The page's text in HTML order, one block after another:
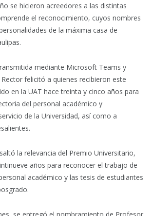
se hicieron acreedores a las distintas
el reconocimiento, cuyos nombres
de la máxima casa de
mediante Microsoft Teams y
felicitó a quienes recibieron este
en la UAT hace treinta y cinco años para
del personal académico y
de la Universidad, así como a
la relevancia del Premio Universitario,
años para reconocer el trabajo de
académico y las tesis de estudiantes